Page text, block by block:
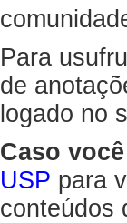
Para
de
logado no
Caso
USP para
conteúdos